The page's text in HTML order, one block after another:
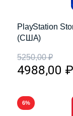
PlayStation
(США)
5250,00₽
4988,00 ₽
6%